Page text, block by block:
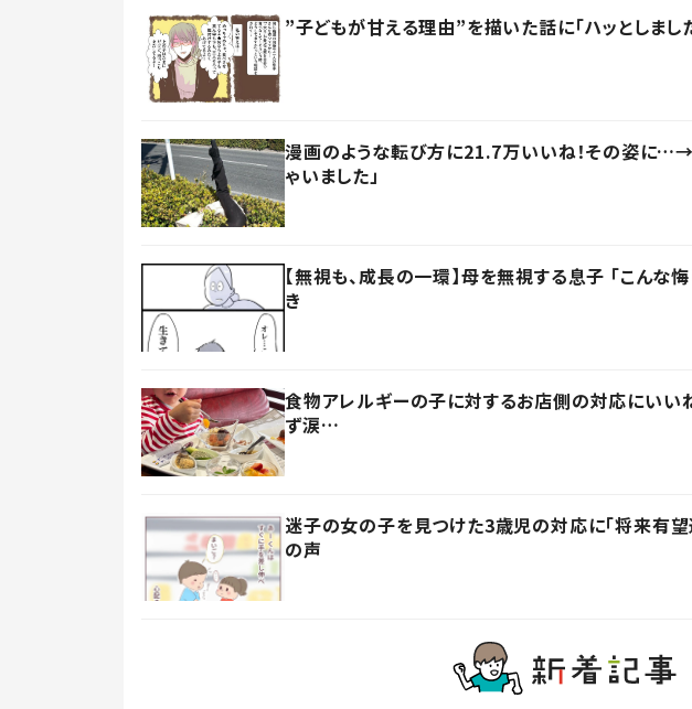
”子どもが甘える理由”を描いた話に「ハッとしまし
漫画のような転び方に21.7万いいね！その姿に…→
ゃいました」
【無視も、成長の一環】母を無視する息子 「こん
き
食物アレルギーの子に対するお店側の対応にい
ず涙…
迷子の女の子を見つけた3歳児の対応に「将来有望過
の声